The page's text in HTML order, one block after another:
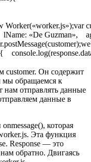
Worker(«worker.js»);var
«De Guzman»,
customer. Он содержит
мы обращаемся к
нам отправлять данные
данные в
которая
Эта функция
Response — это
обратно. Двигаясь